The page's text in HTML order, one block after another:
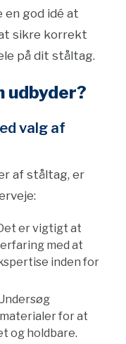
god idé at
sikre korrekt
på dit ståltag.
udbyder?
valg af
af ståltag, er
er vigtigt at
med at
inden for
for at
og holdbare.